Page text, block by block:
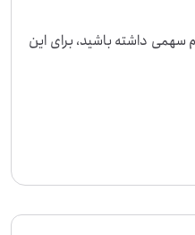
این اقلام سهمی داشته باشید، برای این